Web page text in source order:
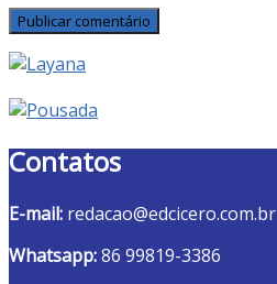
Contatos
E-mail: redacao@edcicero.com.br
Whatsapp:86 99819-3386